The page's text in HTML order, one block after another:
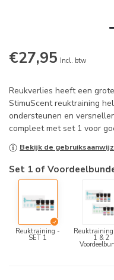
€27,95 Incl. btw
Reukverlies heeft een
StimuScent reuktraining
ondersteunen en
compleet met set 1 voor
Bekijk de
Set 1 of
Reuktraining -
SET 1 1 & 2